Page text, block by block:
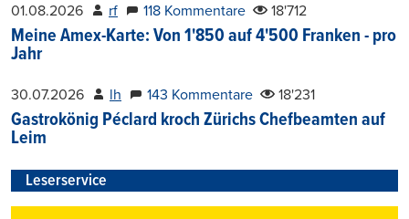
01.08.2026 rf 118 Kommentare 18'712
Meine Amex-Karte: Von 1'850 auf 4'500 Franken - pro
Jahr
30.07.2026 lh 143 Kommentare 18'231
Gastrokönig Péclard kroch Zürichs Chefbeamten auf
Leim
Leserservice